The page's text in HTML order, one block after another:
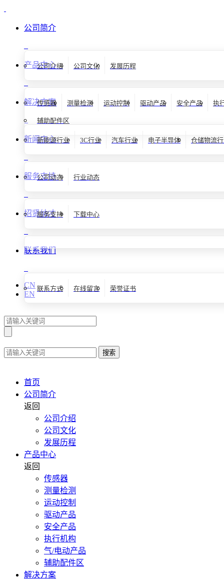
公司简介
公司介绍 公司文化 发展历程
产品中心
传感器 测量检测 运动控制 驱动产品 安全产品 执
辅助配件区
解决方案
新能源行业 3C行业 汽车行业 电子半导体 仓储物流
新闻中心
公司动态 行业动态
服务支持
服务支持 下载中心
招贤纳才
联系我们
联系方式 在线留言 荣誉证书
CN
EN
搜索
首页
公司简介
返回
公司介绍
公司文化
发展历程
产品中心
返回
传感器
测量检测
运动控制
驱动产品
安全产品
执行机构
气/电动产品
辅助配件区
解决方案